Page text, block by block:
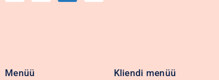
Menüü Kliendi menüü